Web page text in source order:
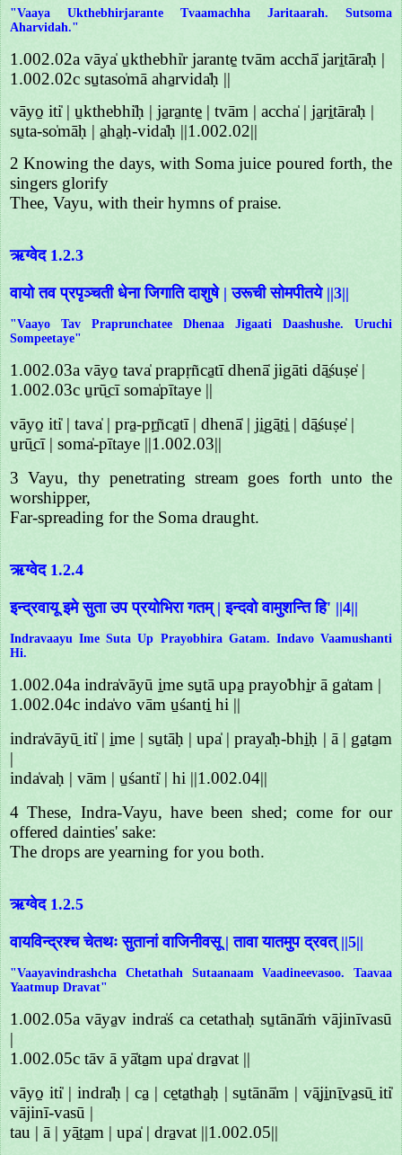
"Vaaya Ukthebhirjarante Tvaamachha Jaritaarah. Sutsoma
Aharvidah."
1.002.02a vāya̍ u̱kthebhi̍r jarante̱ tvām acchā̍ jari̱tāra̍ḥ |
1.002.02c su̱taso̍mā aha̱rvida̍ḥ ||
vāyo̱ iti̍ | u̱kthebhi̍ḥ | ja̱ra̱nte̱ | tvām | accha̍ | ja̱ri̱tāra̍ḥ |
su̱ta-so̍māḥ | a̱ha̱ḥ-vida̍ḥ ||1.002.02||
2 Knowing the days, with Soma juice poured forth, the
singers glorify
Thee, Vayu, with their hymns of praise.
ऋग्वेद 1.2.3
वायो तव प्रपृञ्चती धेना जिगाति दाशुषे | उरूची सोमपीतये ||3||
"Vaayo Tav Praprunchatee Dhenaa Jigaati Daashushe. Uruchi
Sompeetaye"
1.002.03a vāyo̱ tava̍ prapṛñca̱tī dhenā̍ jigāti dā̱śuṣe̍ |
1.002.03c u̱rū̱cī soma̍pītaye ||
vāyo̱ iti̍ | tava̍ | pra̱-pṛ̱ñca̱tī | dhenā̍ | ji̱gā̱ti̱ | dā̱śuṣe̍ |
u̱rū̱cī | soma̍-pītaye ||1.002.03||
3 Vayu, thy penetrating stream goes forth unto the
worshipper,
Far-spreading for the Soma draught.
ऋग्वेद 1.2.4
इन्द्रवायू इमे सुता उप प्रयोभिरा गतम् | इन्दवो वामुशन्ति हि' ||4||
Indravaayu Ime Suta Up Prayobhira Gatam. Indavo Vaamushanti
Hi.
1.002.04a indra̍vāyū i̱me su̱tā upa̱ prayo̍bhi̱r ā ga̍tam |
1.002.04c inda̍vo vām u̱śanti̱ hi ||
indra̍vāyū̱ iti̍ | i̱me | su̱tāḥ | upa̍ | praya̍ḥ-bhi̱ḥ | ā | ga̱ta̱m
|
inda̍vaḥ | vām | u̱śanti̍ | hi ||1.002.04||
4 These, Indra-Vayu, have been shed; come for our
offered dainties' sake:
The drops are yearning for you both.
ऋग्वेद 1.2.5
वायविन्द्रश्च चेतथः सुतानां वाजिनीवसू | तावा यातमुप द्रवत् ||5||
"Vaayavindrashcha Chetathah Sutaanaam Vaadineevasoo. Taavaa
Yaatmup Dravat"
1.002.05a vāya̱v indra̍ś ca cetathaḥ su̱tānā̍ṁ vājinīvasū
|
1.002.05c tāv ā yā̍ta̱m upa̍ dra̱vat ||
vāyo̱ iti̍ | indra̍ḥ | ca̱ | ce̱ta̱tha̱ḥ | su̱tānā̍m | vā̱ji̱nī̱va̱sū̱ iti̍
vājinī-vasū |
tau | ā | yā̱ta̱m | upa̍ | dra̱vat ||1.002.05||